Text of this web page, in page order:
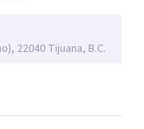
de esto,
juntos a trabajar en
22040 Tijuana, B.C.